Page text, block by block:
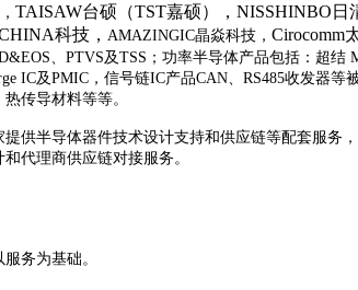
TAISAW台硕（TST嘉硕），NISSHINBO日
科技， AMAZINGIC晶焱科技， Cirocomm
、PTVS及TSS；功率半导体产品包括：超
IC及PMIC，信号链IC产品CAN、RS485收发
传导材料等等。
供半导体器件技术设计支持和供应链等配套服务，
代理商供应链对接服务。
务为基础。